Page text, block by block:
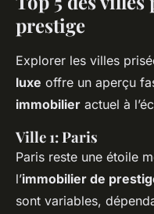
prestige
Explorer les villes
luxe offre un aperçu
immobilier actuel à
Ville 1: Paris
Paris reste une étoile
l’immobilier de
sont variables,